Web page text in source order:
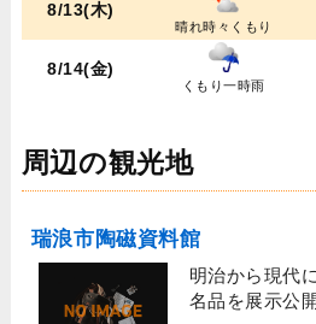
8/13(木)
晴れ時々くもり
8/14(金)
くもり一時雨
周辺の観光地
瑞浪市陶磁資料館
明治から現代
名品を展示公